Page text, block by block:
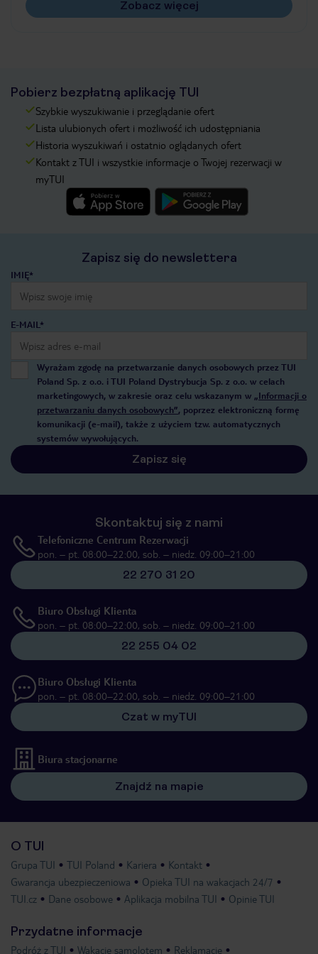
Zobacz więcej
Pobierz bezpłatną aplikację TUI
Szybkie wyszukiwanie i przeglądanie ofert
Lista ulubionych ofert i możliwość ich udostępniania
Historia wyszukiwań i ostatnio oglądanych ofert
Kontakt z TUI i wszystkie informacje o Twojej rezerwacji w
myTUI
Zapisz się do newslettera
IMIĘ*
E-MAIL*
Wyrażam zgodę na przetwarzanie danych osobowych przez TUI
Poland Sp. z o.o. i TUI Poland Dystrybucja Sp. z o.o. w celach
marketingowych, w zakresie oraz celu wskazanym w „Informacji o
przetwarzaniu danych osobowych”, poprzez elektroniczną formę
komunikacji (e-mail), także z użyciem tzw. automatycznych
systemów wywołujących.
Zapisz się
Skontaktuj się z nami
Telefoniczne Centrum Rezerwacji
pon. – pt. 08:00–22:00, sob. – niedz. 09:00–21:00
22 270 31 20
Biuro Obsługi Klienta
pon. – pt. 08:00–22:00, sob. – niedz. 09:00–21:00
22 255 04 02
Biuro Obsługi Klienta
pon. – pt. 08:00–22:00, sob. – niedz. 09:00–21:00
Czat w myTUI
Biura stacjonarne
Znajdź na mapie
O TUI
Grupa TUI TUI Poland Kariera
Kontakt
Gwarancja ubezpieczeniowa
Opieka TUI na wakacjach 24/7
TUI.cz
Dane osobowe Aplikacja mobilna TUI Opinie TUI
Przydatne informacje
Podróż z TUI Wakacje samolotem Reklamacje